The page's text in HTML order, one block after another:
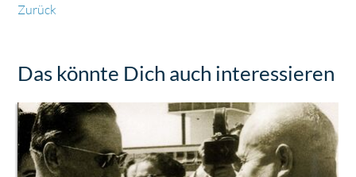
Zurück
Das könnte Dich auch interessieren